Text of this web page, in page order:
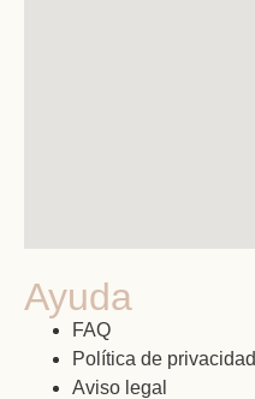
Ayuda
FAQ
Política de privacidad
Aviso legal